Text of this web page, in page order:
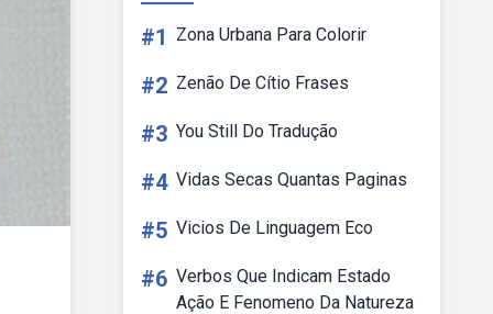
#1 Zona Urbana Para Colorir
#2 Zenão De Cítio Frases
#3 You Still Do Tradução
#4 Vidas Secas Quantas Paginas
#5 Vicios De Linguagem Eco
#6 Verbos Que Indicam Estado
Ação E Fenomeno Da Natureza